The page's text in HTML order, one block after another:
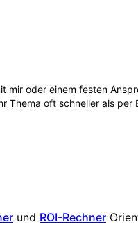
mir oder einem festen
Thema oft schneller als per
und ROI-Rechner